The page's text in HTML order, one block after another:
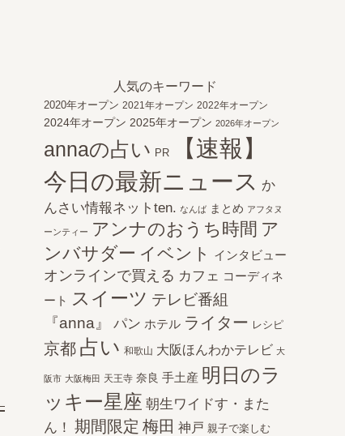
人気のキーワード
2020年オープン 2021年オープン 2022年オープン
2024年オープン 2025年オープン 2026年オープン
annaの占い PR
【速報】
今日の最新ニュース か
んさい情報ネットten. なんば まとめ アフタヌ
ーンティー アンナのおうち時間 ア
ンバサダー イベント インタビュー
オンラインで買える カフェ コーディネ
ート
スイーツ テレビ番組
『anna』
パン ホテル ライター レシピ
京都 占い 和歌山 大阪ほんわかテレビ 大
阪市 大阪梅田 天王寺 奈良 手土産 明日のラ
ッキー星座 朝生ワイドす・また
ん！ 期間限定 梅田 神戸 親子で楽しむ